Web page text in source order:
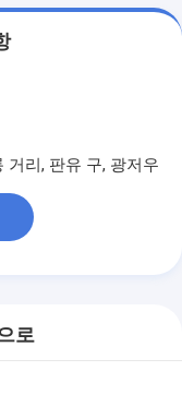
거리, 판유 구, 광저우
로